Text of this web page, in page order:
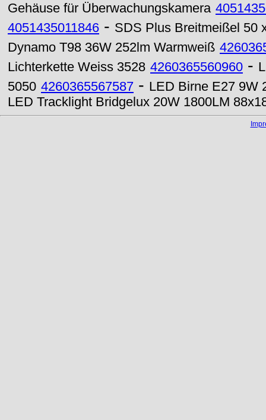
Gehäuse für Überwachungskamera
4051435011846 - SDS Plus Breitmeißel 50
Dynamo T98 36W 252lm Warmweiß
Lichterkette Weiss 3528 4260365560960 -
5050 4260365567587 - LED Birne E27 9W
LED Tracklight Bridgelux 20W 1800LM